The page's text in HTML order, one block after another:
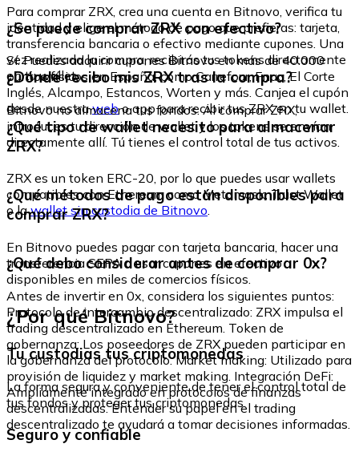
Para comprar ZRX, crea una cuenta en Bitnovo, verifica tu
identidad y elige el método de pago que prefieras: tarjeta,
transferencia bancaria o efectivo mediante cupones. Una
vez realizada la compra, recibirás tus tokens directamente
en tu wallet.
¿Se puede comprar ZRX con efectivo?
Sí. Puedes adquirir cupones Bitnovo en más de 40.000
puntos físicos en España, como Carrefour, Fnac, El Corte
Inglés, Alcampo, Estancos, Worten y más. Canjea el cupón
desde nuestrawebo app para recibir tus ZRX en tu wallet.
¿Dónde recibo mis ZRX tras la compra?
Bitnovo no almacena tus fondos. Al comprar ZRX,
introduces tu dirección de wallet y los tokens se envían
directamente allí. Tú tienes el control total de tus activos.
¿Qué tipo de wallet necesito para almacenar
ZRX?
ZRX es un token ERC-20, por lo que puedes usar wallets
compatibles con Ethereum como Metamask, Trust Wallet
o lawallet sin custodia de Bitnovo.
¿Qué métodos de pago están disponibles para
comprar ZRX?
En Bitnovo puedes pagar con tarjeta bancaria, hacer una
transferencia SEPA o usar cupones en efectivo
disponibles en miles de comercios físicos.
¿Qué debo considerar antes de comprar 0x?
Antes de invertir en 0x, considera los siguientes puntos:
Protocolo de intercambio descentralizado: ZRX impulsa el
trading descentralizado en Ethereum. Token de
gobernanza: Los poseedores de ZRX pueden participar en
la gobernanza del protocolo. Market making: Utilizado para
provisión de liquidez y market making. Integración DeFi:
Ampliamente integrado en protocolos de finanzas
descentralizadas. Entender su papel en el trading
descentralizado te ayudará a tomar decisiones informadas.
¿Por qué Bitnovo?
Tu custodias tus criptomonedas
La forma segura y conveniente de tener el control total de
tus fondos y proteger tus criptomonedas.
Seguro y confiable